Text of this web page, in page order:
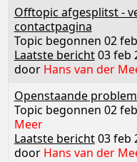
Offtopic afgesplitst -
contactpagina
Topic begonnen 02
Laatste bericht03 feb
door Hans van der
Openstaande
Topic begonnen 02
Meer
Laatste bericht03 feb
door Hans van der